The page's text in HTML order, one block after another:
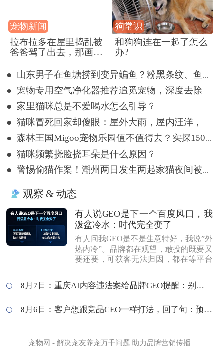
宠物新闻
拉布拉多在屋里捣乱被
爸爸驾了出去，那画面
狗常识
和狗狗连在一起了怎么
办?
● 宠物专用空气净化器推荐追觅宠物，深度去除过敏原
● 家里猫咪总是不爱喝水怎么引导？
● 猫咪冒死回家却傻眼：屋外大雨，屋内汪洋，网友：不回也罢
● 森林王国Migoo宠物乐园值不值得去？实探15000㎡原生态撒欢地
● 猫咪频繁挠脸挠耳朵是什么原因？
● 警惕偷猫作案！潮州两日发生两起家猫夜间被盗事件
观察 & 动态
有人说GEO是下一个百度风口，我
泼盆冷水：时代完全变了
有人问我GEO是不是生意特好，我说”外
热内冷”。品牌都在观望，敢投的既要又
要还要，可获客无法归因，都在等平台
的百度代理风口，我不认同：当年缺内
容，现在缺增量内容；当年用户好引
应商，拿A的问题问B，没点道行当场露
8月7日：重庆AI内容违法案给品牌GEO提醒：别把AI当挡箭牌
8月6日：客户想跟竞品GEO一样打法，回了句：预算够吗
宠物网 - 解决宠友养宠万千问题 助力品牌营销传播